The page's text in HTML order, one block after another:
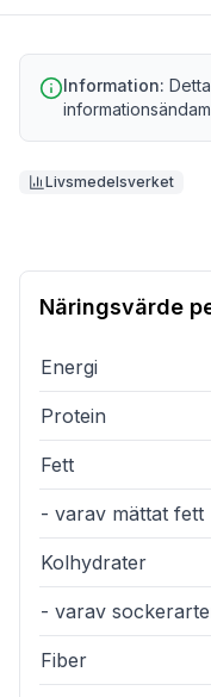
Information:
Livsmedelsverket
Näringsvärde
Energi
Protein
Fett
- varav mättat fett
Kolhydrater
- varav
Fiber